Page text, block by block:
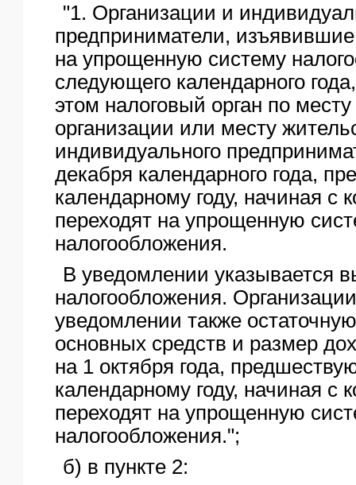
"1. Организации и
предприниматели,
на упрощенную систему
следующего календарного
этом налоговый орган по
организации или месту
индивидуального
декабря календарного года,
календарному году, начиная с
переходят на упрощенную
налогообложения.
В уведомлении указывается
налогообложения.
уведомлении также
основных средств и размер
на 1 октября года,
календарному году, начиная с
переходят на упрощенную
налогообложения.";
б) в пункте 2: